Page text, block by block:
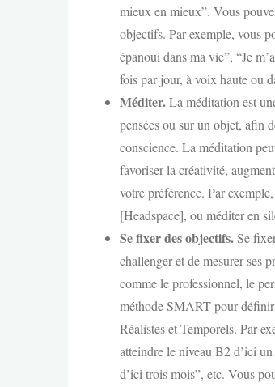
mieux en mieux”. Vous
objectifs. Par exemple, vous
épanoui dans ma vie”, “Je
fois par jour, à voix haute ou
Méditer.La méditation est
pensées ou sur un objet, afin
conscience. La méditation
favoriser la créativité,
votre préférence. Par
[Headspace], ou méditer en
Se fixer des objectifs.Se
challenger et de mesurer ses
comme le professionnel, le
méthode SMART pour définir
Réalistes et Temporels. Par
atteindre le niveau B2 d’ici
d’ici trois mois”, etc. Vous